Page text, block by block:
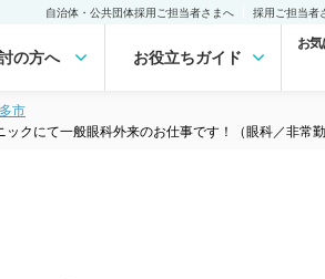
自治体・公共団体採用ご担当者さまへ 採用ご担当者
の方へ お役立ちガイド
お
市
クにて一般眼科外来のお仕事です！（眼科／非常